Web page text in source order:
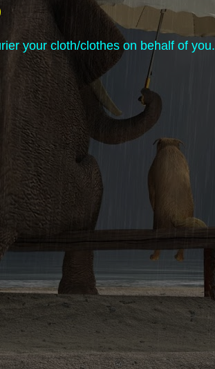
your cloth/clothes on behalf of you.